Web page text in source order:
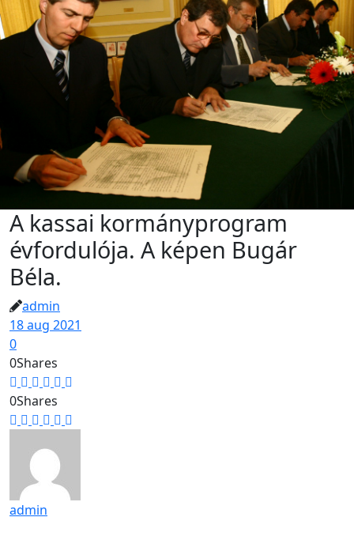
A kassai kormányprogram
évfordulója. A képen Bugár
Béla.
admin
18 aug 2021
0
0Shares
0Shares
admin